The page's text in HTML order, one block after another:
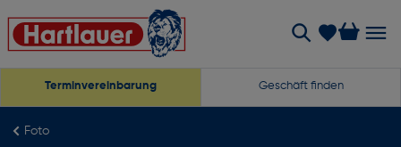
Terminvereinbarung Geschäft finden
Foto